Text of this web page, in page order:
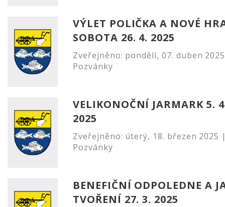
VÝLET POLIČKA A NOVÉ
SOBOTA 26. 4. 2025
Zveřejněno: pondělí, 07. duben
Pozvánky
VELIKONOČNÍ JARMARK 5.
2025
Zveřejněno: úterý, 18. březen 2025
Pozvánky
BENEFIČNÍ ODPOLEDNE A
TVOŘENÍ 27. 3. 2025